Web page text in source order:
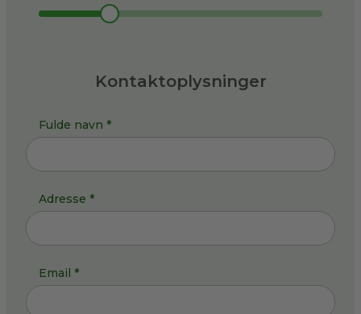
Kontaktoplysninger
Fulde navn *
Adresse *
Email *